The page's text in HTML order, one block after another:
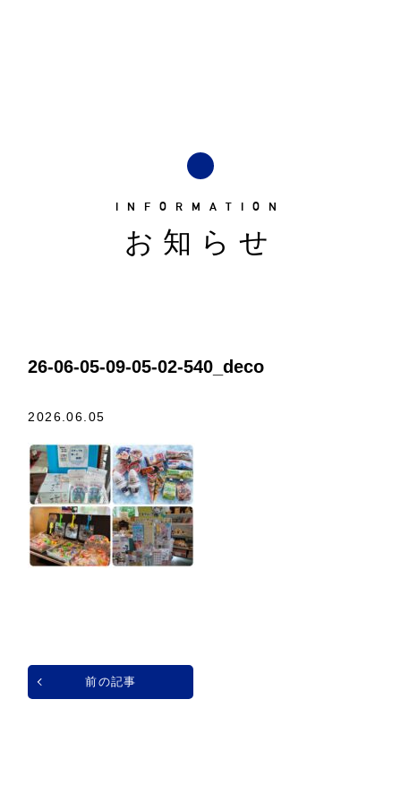
INFORMATION
お知らせ
26-06-05-09-05-02-540_deco
2026.06.05
前の記事